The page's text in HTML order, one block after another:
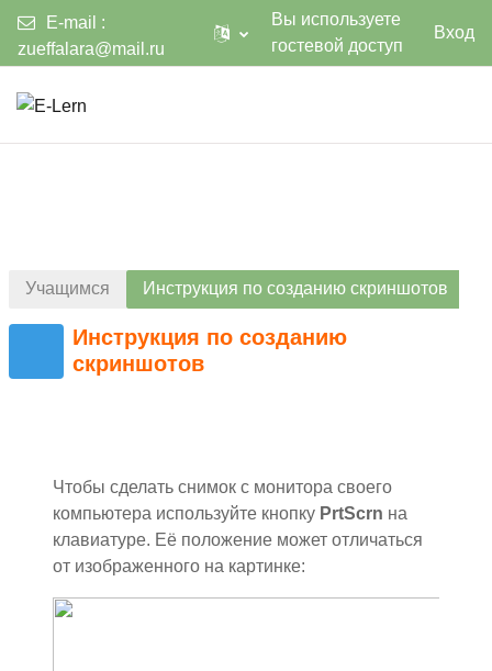
E-mail :
zueffalara@mail.ru
Вы используете
гостевой доступ
Вход
Учащимся Инструкция по созданию скриншотов
Инструкция по созданию
скриншотов
Чтобы сделать снимок с монитора своего
компьютера используйте кнопку PrtScrn на
клавиатуре. Её положение может отличаться
от изображенного на картинке: